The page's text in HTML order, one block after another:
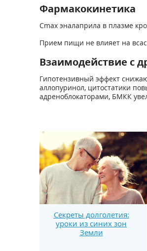
Фармакокинетика
Cmax эналаприла в плазме
Прием пищи не влияет на
Взаимодействие с
Гипотензивный эффект
аллопуринол, цитостатики
адреноблокаторами, БМКК
Секреты долголетия:
уроки из синих зон
Земли